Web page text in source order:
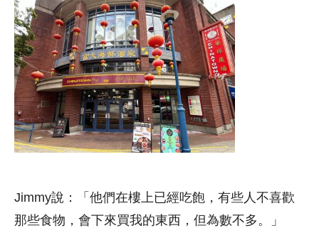
Jimmy說：「他們在樓上已經吃飽，有些人不喜歡
那些食物，會下來買我的東西，但為數不多。」